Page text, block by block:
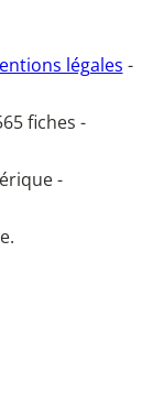
légales -
fiches -
-